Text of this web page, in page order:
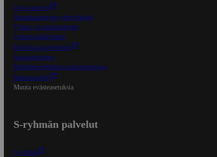
Oiva-raportit
Osuuskauppojen yhteystiedot
Tilaus- ja toimitusehdot
Tietosuojakäytäntö
Palvelun käyttöehdot
Saavutettavuus
Mobiilisovelluksen saavutettavuus
Mainostajalle
Muuta evästeasetuksia
S-ryhmän palvelut
S-ryhmä